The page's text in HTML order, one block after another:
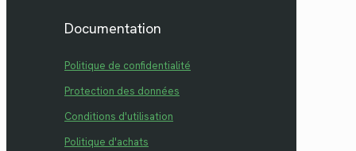
Documentation
Politique de confidentialité
Protection des données
Conditions d'utilisation
Politique d'achats